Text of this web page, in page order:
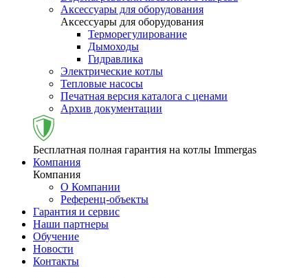
Аксессуары для оборудования
Аксессуары для оборудования
Терморегулирование
Дымоходы
Гидравлика
Электрические котлы
Тепловые насосы
Печатная версия каталога с ценами
Архив документации
Бесплатная полная гарантия на котлы Immergas
Компания
Компания
О Компании
Референц-объекты
Гарантия и сервис
Наши партнеры
Обучение
Новости
Контакты